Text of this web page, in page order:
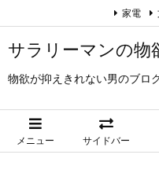
サラリーマンの物
物欲が抑えきれない男のブロ
メニュー サイドバー
家電